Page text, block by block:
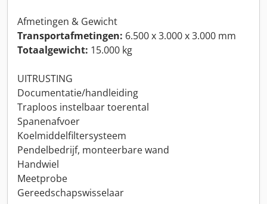
Afmetingen & Gewicht
Transportafmetingen: 6.500 x 3.000 x 3.000 mm
Totaalgewicht: 15.000 kg
UITRUSTING
Documentatie/handleiding
Traploos instelbaar toerental
Spanenafvoer
Koelmiddelfiltersysteem
Pendelbedrijf, monteerbare wand
Handwiel
Meetprobe
Gereedschapswisselaar